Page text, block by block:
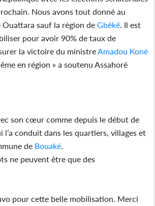
Nous avons tout donné au
Ouattara sauf la région de Gbêkê. Il est
pour avoir 90% de taux de
la victoire du ministreAmadou Koné
en région » a soutenu Assahoré
son cœur comme depuis le début de
l’a conduit dans les quartiers, villages et
de Bouaké.
ne peuvent être que des
pour cette belle mobilisation. Merci